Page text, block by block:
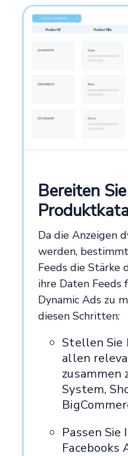
Bereiten
Da die Anzeigen
werden,
Feeds die Stärke
ihre Daten Feeds
Dynamic Ads zu
diesen Schritten:
Stellen Sie
allen
zusammen
System,
Passen Sie
Facebooks